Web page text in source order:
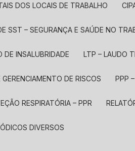
DOS LOCAIS DE TRABALHO
SST – SEGURANÇA E SAÚDE NO
DE INSALUBRIDADE LTP – LAUDO
GERENCIAMENTO DE RISCOS PPP
RESPIRATÓRIA – PPR
DIVERSOS